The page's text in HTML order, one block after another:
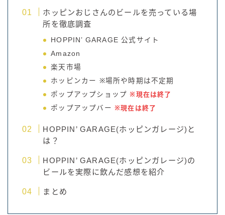
ホッピンおじさんのビールを売っている場
所を徹底調査
HOPPIN’ GARAGE 公式サイト
Amazon
楽天市場
ホッピンカー ※場所や時期は不定期
ポップアップショップ※現在は終了
ポップアップバー※現在は終了
HOPPIN’ GARAGE(ホッピンガレージ)と
は？
HOPPIN’ GARAGE(ホッピンガレージ)の
ビールを実際に飲んだ感想を紹介
まとめ